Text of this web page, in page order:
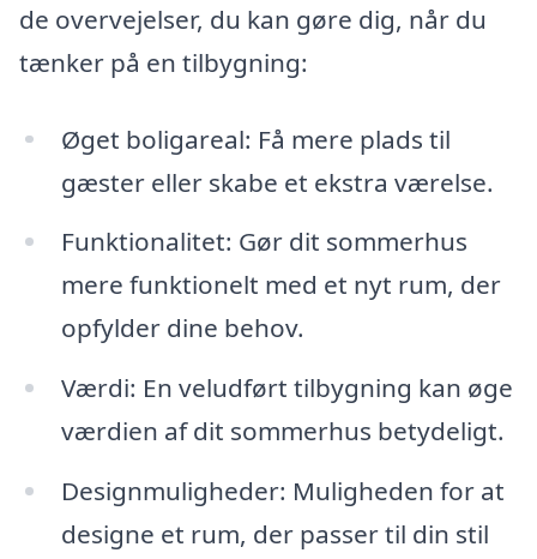
de overvejelser, du kan gøre dig, når du
tænker på en tilbygning:
Øget boligareal: Få mere plads til
gæster eller skabe et ekstra værelse.
Funktionalitet: Gør dit sommerhus
mere funktionelt med et nyt rum, der
opfylder dine behov.
Værdi: En veludført tilbygning kan øge
værdien af dit sommerhus betydeligt.
Designmuligheder: Muligheden for at
designe et rum, der passer til din stil